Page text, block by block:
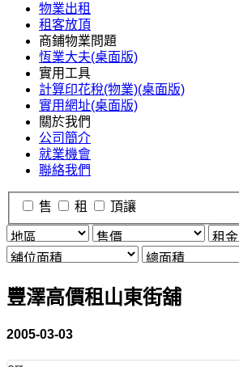
物業出租
租客放頂
商鋪物業問題
恆業大夫(桌面版)
實用工具
計算印花稅(物業)(桌面版)
實用網址(桌面版)
關於我們
公司簡介
就業機會
聯絡我們
售 租 頂讓
豐澤高價租山東街舖
2005-03-03